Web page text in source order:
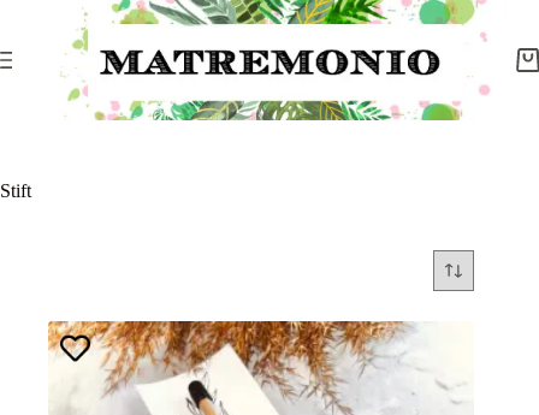
Stift